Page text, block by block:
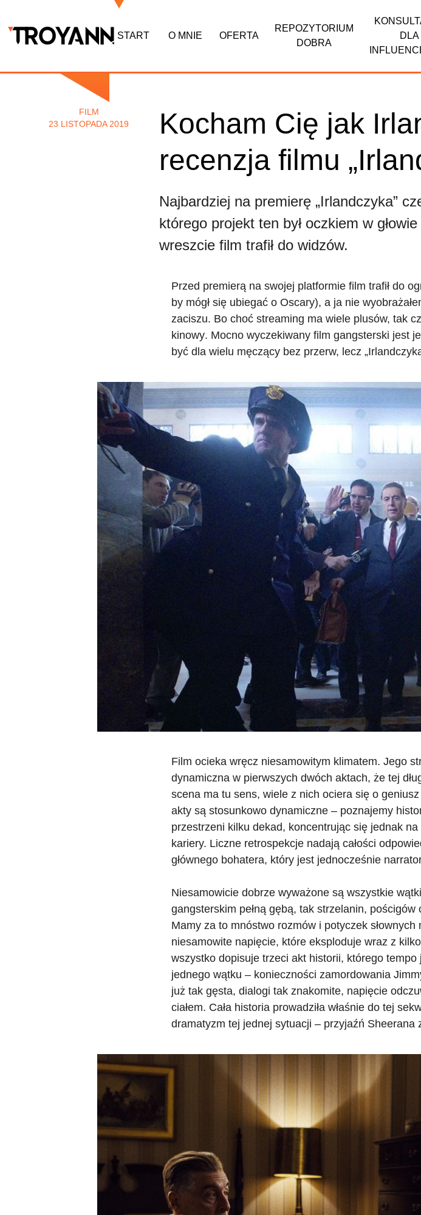
START O MNIE OFERTA
REPOZYTORIUM
DOBRA
DLA
FILM
23 LISTOPADA 2019
Kocham Cię jak
recenzja filmu
Najbardziej na premierę „Irlandczyka”
którego projekt ten był oczkiem w
wreszcie film trafił do widzów.
Przed premierą na swojej platformie film trafił do
by mógł się ubiegać o Oscary), a ja nie
zaciszu. Bo choć streaming ma wiele plusów, tak
kinowy. Mocno wyczekiwany film gangsterski jest
być dla wielu męczący bez przerw, lecz
Film ocieka wręcz niesamowitym klimatem. Jego
dynamiczna w pierwszych dwóch aktach, że tej
scena ma tu sens, wiele z nich ociera się o
akty są stosunkowo dynamiczne – poznajemy
przestrzeni kilku dekad, koncentrując się jednak
kariery. Liczne retrospekcje nadają całości
głównego bohatera, który jest jednocześnie
Niesamowicie dobrze wyważone są wszystkie
gangsterskim pełną gębą, tak strzelanin,
Mamy za to mnóstwo rozmów i potyczek
niesamowite napięcie, które eksploduje wraz z
wszystko dopisuje trzeci akt historii, którego
jednego wątku – konieczności zamordowania
już tak gęsta, dialogi tak znakomite, napięcie
ciałem. Cała historia prowadziła właśnie do tej
dramatyzm tej jednej sytuacji – przyjaźń Sheerana